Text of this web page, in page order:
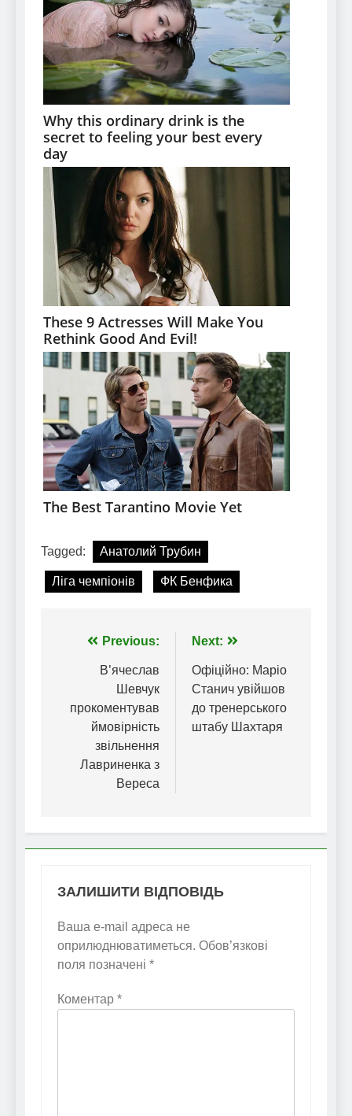
Tagged: Анатолий Трубин
Ліга чемпіонів ФК Бенфика
Навігація
записів
Previous:
В’ячеслав
Шевчук
прокоментував
ймовірність
звільнення
Лавриненка з
Вереса
Next:
Офіційно: Маріо
Станич увійшов
до тренерського
штабу Шахтаря
ЗАЛИШИТИ ВІДПОВІДЬ
Ваша e-mail адреса не
оприлюднюватиметься. Обов’язкові
поля позначені *
Коментар *